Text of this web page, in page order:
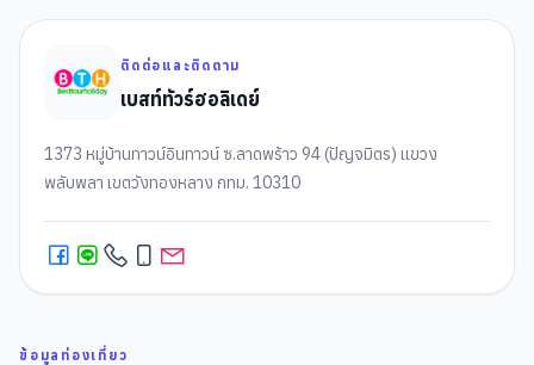
ติดต่อและติดตาม
เบสท์ทัวร์ฮอลิเดย์
1373 หมู่บ้านทาวน์อินทาวน์ ซ.ลาดพร้าว 94 (ปัญจมิตร) แขวง
พลับพลา เขตวังทองหลาง กทม. 10310
ข้อมูลท่องเที่ยว